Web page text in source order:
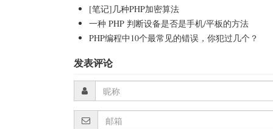
[笔记]几种PHP加密算法
一种 PHP 判断设备是否是手机/平板的方法
PHP编程中10个最常见的错误，你犯过几个？
发表评论